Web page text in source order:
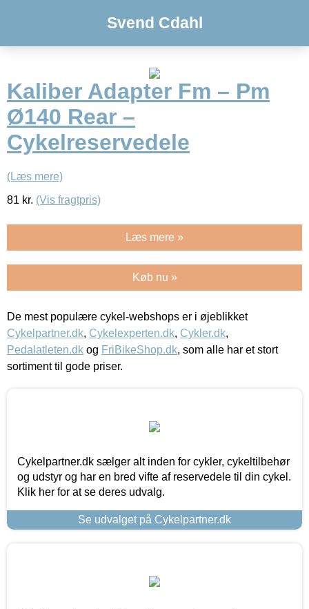
Svend Cdahl
Kaliber Adapter Fm – Pm
Ø140 Rear –
Cykelreservedele
(Læs mere)
81 kr. (Vis fragtpris)
Læs mere »
Køb nu »
De mest populære cykel-webshops er i øjeblikket
Cykelpartner.dk, Cykelexperten.dk, Cykler.dk,
Pedalatleten.dk og FriBikeShop.dk, som alle har et stort
sortiment til gode priser.
Cykelpartner.dk sælger alt inden for cykler, cykeltilbehør
og udstyr og har en bred vifte af reservedele til din cykel.
Klik her for at se deres udvalg.
Se udvalget på Cykelpartner.dk